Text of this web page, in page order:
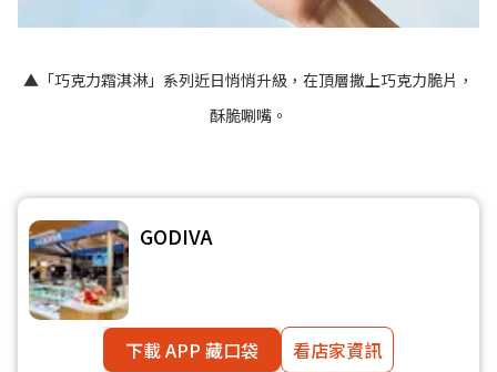
▲「巧克力霜淇淋」系列近日悄悄升級，在頂層撒上巧克力脆片，
酥脆唰嘴。
GODIVA
下載 APP 藏口袋 看店家資訊